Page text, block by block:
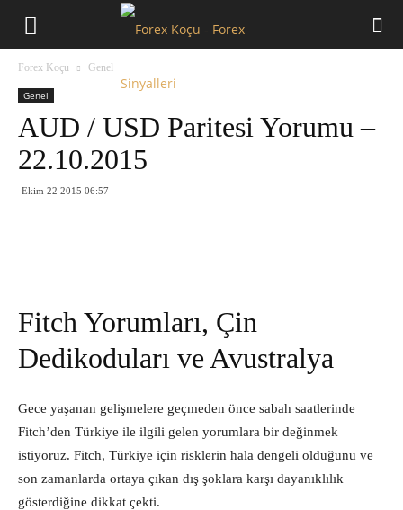
Forex Koçu Genel
Genel
AUD / USD Paritesi Yorumu –
22.10.2015
Ekim 22 2015 06:57
Fitch Yorumları, Çin
Dedikoduları ve Avustralya
Gece yaşanan gelişmelere geçmeden önce sabah saatlerinde
Fitch’den Türkiye ile ilgili gelen yorumlara bir değinmek
istiyoruz. Fitch, Türkiye için risklerin hala dengeli olduğunu ve
son zamanlarda ortaya çıkan dış şoklara karşı dayanıklılık
gösterdiğine dikkat çekti.